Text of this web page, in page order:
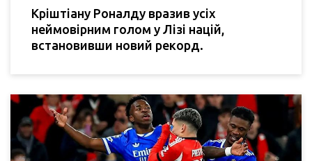
Кріштіану Роналду вразив усіх
неймовірним голом у Лізі націй,
встановивши новий рекорд.